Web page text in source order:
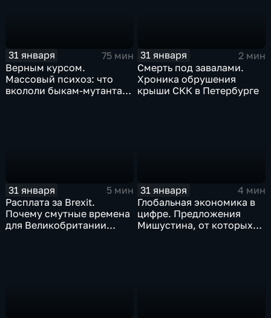
31 января
75 мин
Верным курсом.
Массовый психоз: что
вкололи быкам-мутантам,
31 января
2 мин
Смерть под завалами.
Хроника обрушения
крыши СКК в Петербурге
31 января
5 мин
Расплата за Brexit.
Почему смутные времена
для Великобритании
31 января
4 мин
Глобальная экономика в
цифре. Предложения
Мишустина, от которых